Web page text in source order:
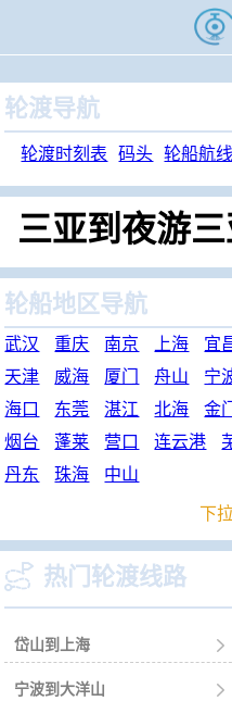
轮渡导航
轮渡时刻表 码头 轮船航线
三亚到夜游
轮船地区导航
武汉 重庆 南京 上海 宜
天津
威海 厦门 舟山 宁
海口
东莞 湛江 北海 金门
烟台
蓬莱 营口 连云港
丹东
珠海 中山
下
 热门轮渡线路
岱山到上海 
宁波到大洋山 